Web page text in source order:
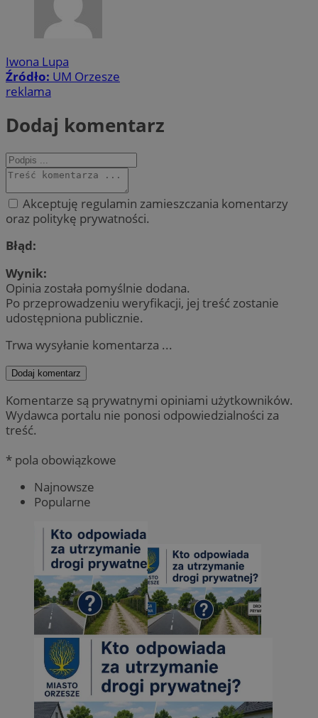
Iwona Lupa
Źródło: UM Orzesze
reklama
Dodaj komentarz
Akceptuję regulamin zamieszczania komentarzy
oraz politykę prywatności.
Błąd:
Wynik:
Opinia została pomyślnie dodana.
Po przeprowadzeniu weryfikacji, jej treść zostanie
udostępniona publicznie.
Trwa wysyłanie komentarza ...
Dodaj komentarz
Komentarze są prywatnymi opiniami użytkowników.
Wydawca portalu nie ponosi odpowiedzialności za
treść.
* pola obowiązkowe
Najnowsze
Popularne